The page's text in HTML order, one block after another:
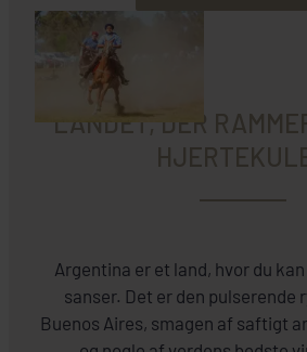
LANDET, DER
Argentina er et land, hvor du
sanser. Det er den pulserende
Buenos Aires, smagen af saftigt